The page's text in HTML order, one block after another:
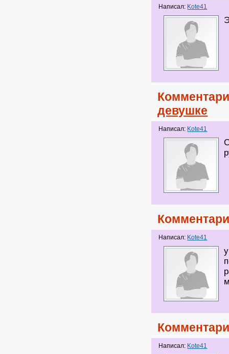
Написал: Kote41
девушке
Написал: Kote41
Написал: Kote41
Написал: Kote41